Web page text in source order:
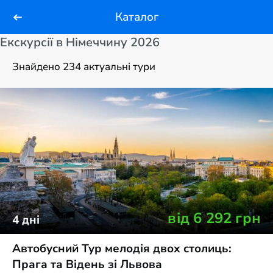
Каталог
Екскурсії в Німеччину 2026
Знайдено 234 актуальні тури
4дні від 6 292грн
Автобусний Тур мелодія двох столиць:
Прага та Відень зі Львова